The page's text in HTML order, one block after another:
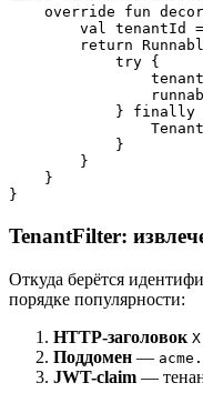
override fun
val tenantId
return
            try {
} finally
            }
        }
    }
TenantFilter:
Откуда берётся
порядке популярности:
HTTP-заголовок
Поддомен —
JWT-claim —